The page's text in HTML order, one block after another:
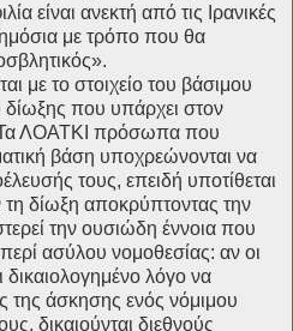
είναι ανεκτή από τις Ιρανικές
με τρόπο που θα
με το στοιχείο του βάσιμου
δίωξης που υπάρχει στον
Τα ΛΟΑΤΚΙ πρόσωπα που
βάση υποχρεώνονται να
τους, επειδή υποτίθεται
δίωξη αποκρύπτοντας την
την ουσιώδη έννοια που
ασύλου νομοθεσίας: αν οι
λόγο να
της άσκησης ενός νόμιμου
δικαιούνται διεθνούς